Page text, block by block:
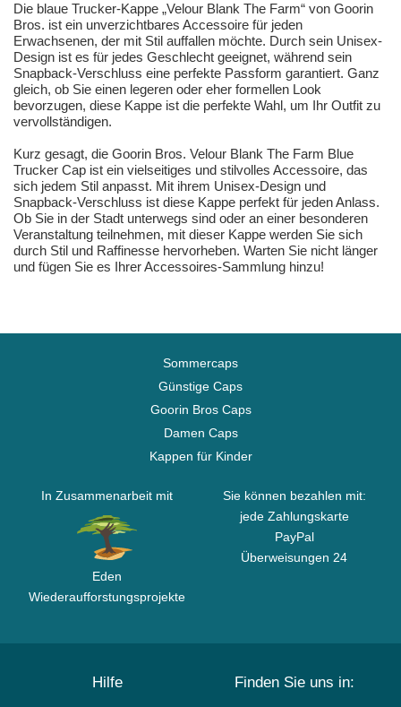
Die blaue Trucker-Kappe „Velour Blank The Farm“ von Goorin
Bros. ist ein unverzichtbares Accessoire für jeden
Erwachsenen, der mit Stil auffallen möchte. Durch sein Unisex-
Design ist es für jedes Geschlecht geeignet, während sein
Snapback-Verschluss eine perfekte Passform garantiert. Ganz
gleich, ob Sie einen legeren oder eher formellen Look
bevorzugen, diese Kappe ist die perfekte Wahl, um Ihr Outfit zu
vervollständigen.
Kurz gesagt, die Goorin Bros. Velour Blank The Farm Blue
Trucker Cap ist ein vielseitiges und stilvolles Accessoire, das
sich jedem Stil anpasst. Mit ihrem Unisex-Design und
Snapback-Verschluss ist diese Kappe perfekt für jeden Anlass.
Ob Sie in der Stadt unterwegs sind oder an einer besonderen
Veranstaltung teilnehmen, mit dieser Kappe werden Sie sich
durch Stil und Raffinesse hervorheben. Warten Sie nicht länger
und fügen Sie es Ihrer Accessoires-Sammlung hinzu!
Sommercaps
Günstige Caps
Goorin Bros Caps
Damen Caps
Kappen für Kinder
In Zusammenarbeit mit
Eden
Wiederaufforstungsprojekte
Sie können bezahlen mit:
jede Zahlungskarte
PayPal
Überweisungen 24
Hilfe Finden Sie uns in: